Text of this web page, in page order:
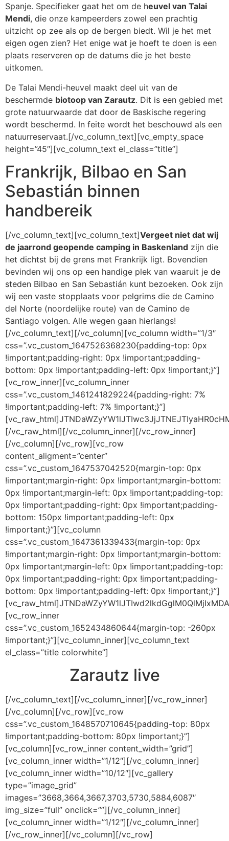
Spanje. Specifieker gaat het om de heuvel van Talai
Mendi, die onze kampeerders zowel een prachtig
uitzicht op zee als op de bergen biedt. Wil je het met
eigen ogen zien? Het enige wat je hoeft te doen is een
plaats reserveren op de datums die je het beste
uitkomen.
De Talai Mendi-heuvel maakt deel uit van de
beschermde biotoop van Zarautz. Dit is een gebied met
grote natuurwaarde dat door de Baskische regering
wordt beschermd. In feite wordt het beschouwd als een
natuurreservaat.[/vc_column_text][vc_empty_space
height=”45″][vc_column_text el_class=”title”]
Frankrijk, Bilbao en San
Sebastián binnen
handbereik
[/vc_column_text][vc_column_text]Vergeet niet dat wij
de jaarrond geopende camping in Baskenland zijn die
het dichtst bij de grens met Frankrijk ligt. Bovendien
bevinden wij ons op een handige plek van waaruit je de
steden Bilbao en San Sebastián kunt bezoeken. Ook zijn
wij een vaste stopplaats voor pelgrims die de Camino
del Norte (noordelijke route) van de Camino de
Santiago volgen. Alle wegen gaan hierlangs!
[/vc_column_text][/vc_column][vc_column width=”1/3″
css=”.vc_custom_1647526368230{padding-top: 0px
!important;padding-right: 0px !important;padding-
bottom: 0px !important;padding-left: 0px !important;}”]
[vc_row_inner][vc_column_inner
css=”.vc_custom_1461241829224{padding-right: 7%
!important;padding-left: 7% !important;}”]
[/vc_raw_html][/vc_column_inner][/vc_row_inner]
[/vc_column][/vc_row][vc_row
content_aligment=”center”
css=”.vc_custom_1647537042520{margin-top: 0px
!important;margin-right: 0px !important;margin-bottom:
0px !important;margin-left: 0px !important;padding-top:
0px !important;padding-right: 0px !important;padding-
bottom: 150px !important;padding-left: 0px
!important;}”][vc_column
css=”.vc_custom_1647361339433{margin-top: 0px
!important;margin-right: 0px !important;margin-bottom:
0px !important;margin-left: 0px !important;padding-top:
0px !important;padding-right: 0px !important;padding-
bottom: 0px !important;padding-left: 0px !important;}”]
[vc_row_inner
css=”.vc_custom_1652434860644{margin-top: -260px
!important;}”][vc_column_inner][vc_column_text
el_class=”title colorwhite”]
Zarautz live
[/vc_column_text][/vc_column_inner][/vc_row_inner]
[/vc_column][/vc_row][vc_row
css=”.vc_custom_1648570710645{padding-top: 80px
!important;padding-bottom: 80px !important;}”]
[vc_column][vc_row_inner content_width=”grid”]
[vc_column_inner width=”1/12″][/vc_column_inner]
[vc_column_inner width=”10/12″][vc_gallery
type=”image_grid”
images=”3668,3664,3667,3703,5730,5884,6087″
img_size=”full” onclick=””][/vc_column_inner]
[vc_column_inner width=”1/12″][/vc_column_inner]
[/vc_row_inner][/vc_column][/vc_row]